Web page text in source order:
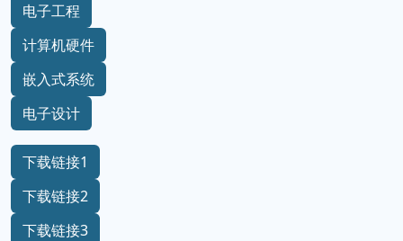
电子工程
计算机硬件
嵌入式系统
电子设计
下载链接1
下载链接2
下载链接3